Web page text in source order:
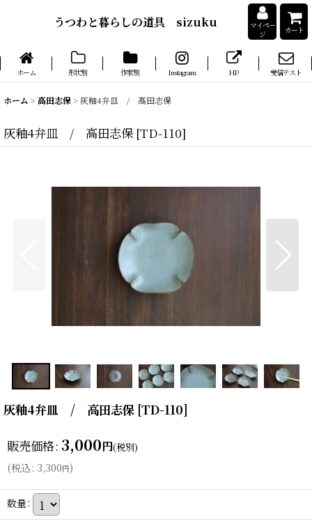
うつわと暮らしの道具 sizuku
マイペー
ジ
カート
ホーム 形状別 作家別 Instagram HP 受信テスト
ホーム > 高田志保> 灰釉4弁皿 / 高田志保
灰釉4弁皿 / 高田志保 [TD-110]
灰釉4弁皿 / 高田志保 [TD-110]
販売価格: 3,000円(税別)
(税込: 3,300円)
数量: